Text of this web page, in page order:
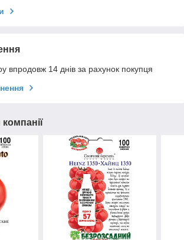
впродовж 14 днів за рахунок покупця